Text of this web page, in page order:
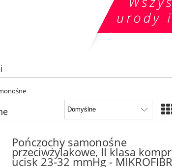
Pończochy samonośne
przeciwżylakowe, II klasa
ucisk 23-32 mmHg -